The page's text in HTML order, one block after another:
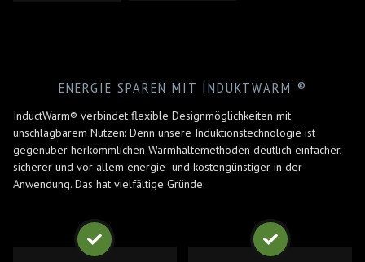
ENERGIE SPAREN MIT INDUKTWARM ®
InductWarm® verbindet flexible Designmöglichkeiten mit
unschlagbarem Nutzen: Denn unsere Induktionstechnologie ist
gegenüber herkömmlichen Warmhaltemethoden deutlich einfacher,
sicherer und vor allem energie- und kostengünstiger in der
Anwendung. Das hat vielfältige Gründe: